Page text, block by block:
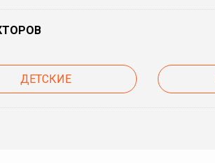
ДЕТСКИЕ